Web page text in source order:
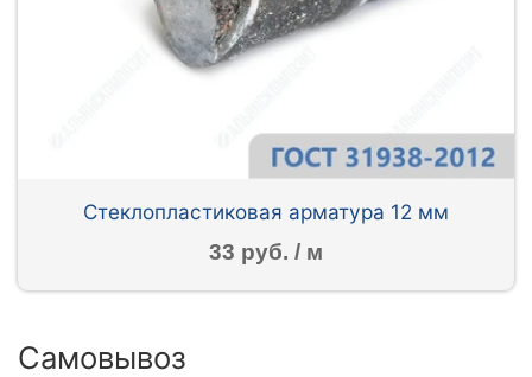
Стеклопластиковая арматура 12 мм
33 руб. / м
Самовывоз